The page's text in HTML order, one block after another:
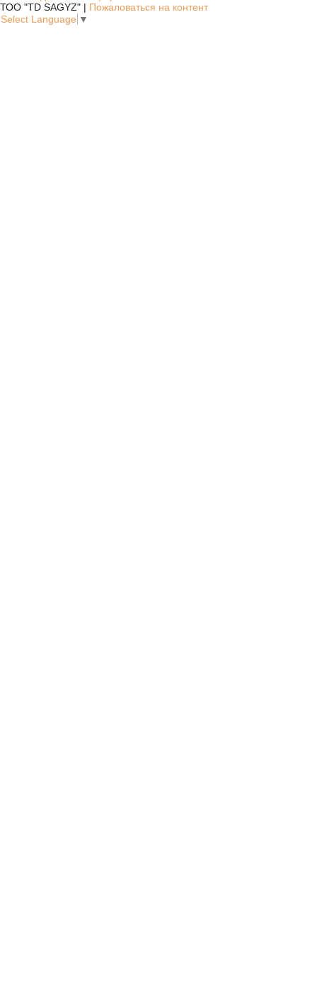
ТОО "TD SAGYZ" | Пожаловаться на контент
Select Language ▼